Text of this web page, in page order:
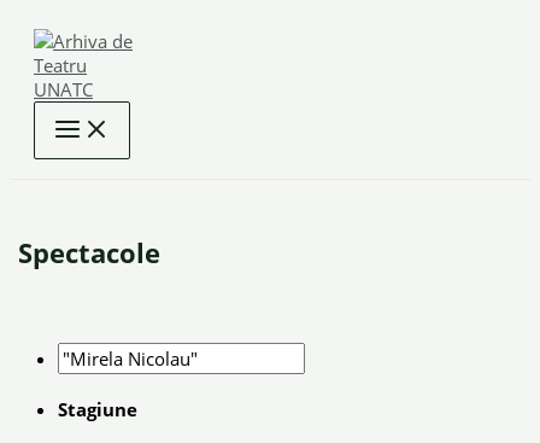
content
Spectacole
Stagiune